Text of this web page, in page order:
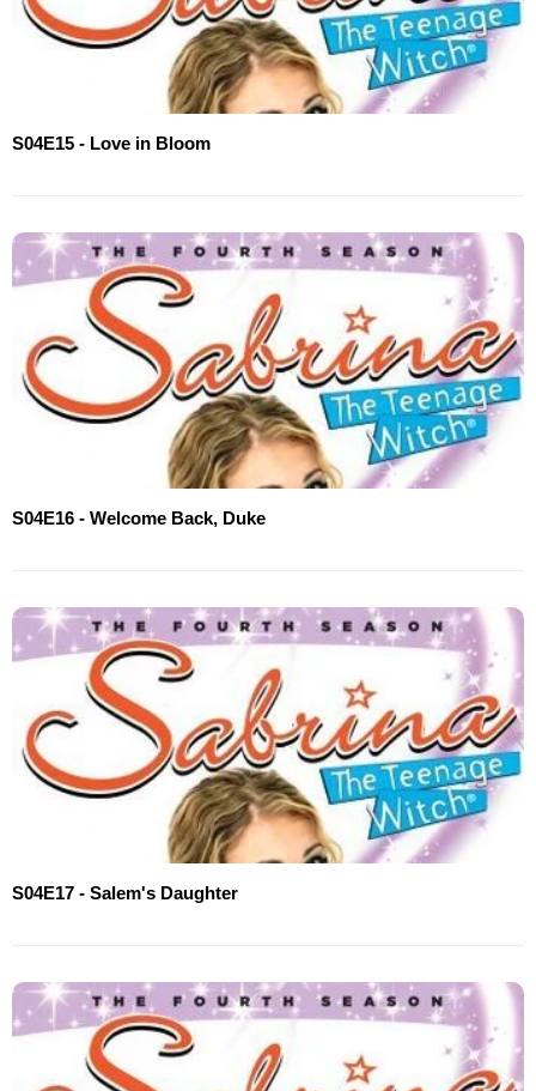
S04E15 - Love in Bloom
S04E16 - Welcome Back, Duke
S04E17 - Salem's Daughter